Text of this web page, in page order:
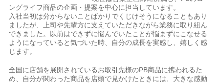
ングライフ商品の企画・提案を中心に担当しています。
入社当初は分からないことばかりでくじけそうになることもあり
ましたが、上司や先輩方に支えていただきながら業務に取り組ん
できました。以前はできずに悩んでいたことが悩まずにこなせる
ようになっていると気づいた時、自分の成長を実感し、嬉しく感
じます。
全国に店舗を展開されているお取引先様のPB商品に携われるた
め、自分が関わった商品を店頭で見かけたときには、大きな感動